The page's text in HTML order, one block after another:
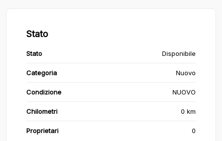
Stato
Stato Disponibile
Categoria Nuovo
Condizione NUOVO
Chilometri 0 km
Proprietari 0